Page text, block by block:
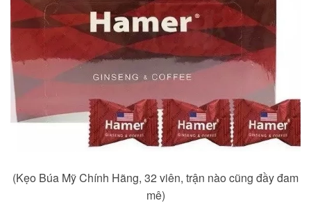
(Kẹo Búa Mỹ Chính Hãng, 32 viên, trận nào cũng đầy đam
mê)